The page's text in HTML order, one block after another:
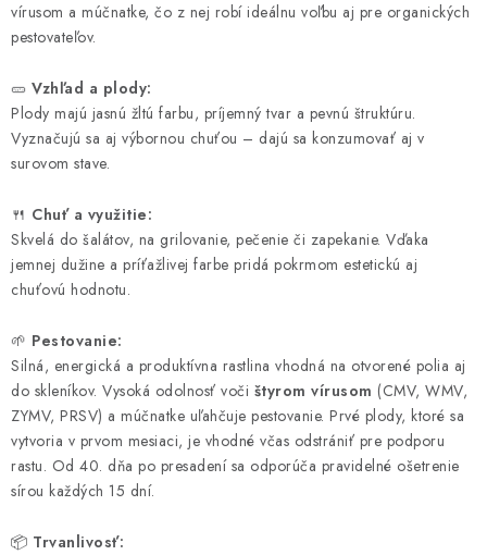
vírusom a múčnatke, čo z nej robí ideálnu voľbu aj pre organických
pestovateľov.
🥒 Vzhľad a plody:
Plody majú jasnú žltú farbu, príjemný tvar a pevnú štruktúru.
Vyznačujú sa aj výbornou chuťou – dajú sa konzumovať aj v
surovom stave.
🍴 Chuť a využitie:
Skvelá do šalátov, na grilovanie, pečenie či zapekanie. Vďaka
jemnej dužine a príťažlivej farbe pridá pokrmom estetickú aj
chuťovú hodnotu.
🌱 Pestovanie:
Silná, energická a produktívna rastlina vhodná na otvorené polia aj
do skleníkov. Vysoká odolnosť voči štyrom vírusom (CMV, WMV,
ZYMV, PRSV) a múčnatke uľahčuje pestovanie. Prvé plody, ktoré sa
vytvoria v prvom mesiaci, je vhodné včas odstrániť pre podporu
rastu. Od 40. dňa po presadení sa odporúča pravidelné ošetrenie
sírou každých 15 dní.
📦 Trvanlivosť: